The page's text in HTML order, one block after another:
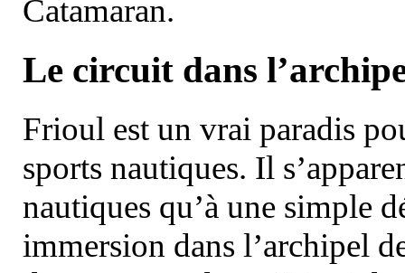
Catamaran.
Le circuit dans
Frioul est un vrai paradis
sports nautiques. Il
nautiques qu’à une simple
immersion dans l’archipel